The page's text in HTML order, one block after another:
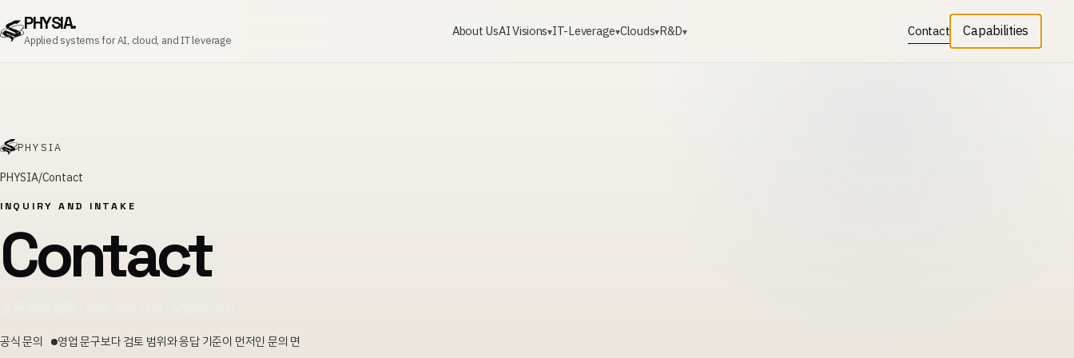
PHYSIA.
Applied systems for AI, cloud, and IT leverage
About UsAI Visions▾IT-Leverage▾Clouds▾R&D▾ Contact Capabilities
PHYSIA
PHYSIA Contact
INQUIRY AND INTAKE
Contact
공식 문의 영업 문구보다 검토 범위와 응답 기준이 먼저인 문의 면